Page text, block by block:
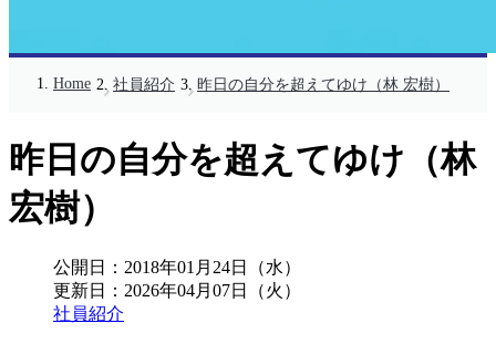
Home 社員紹介 昨日の自分を超えてゆけ（林 宏樹）
昨日の自分を超えてゆけ（林
宏樹）
公開日： 2018年01月24日（水）
更新日： 2026年04月07日（火）
社員紹介